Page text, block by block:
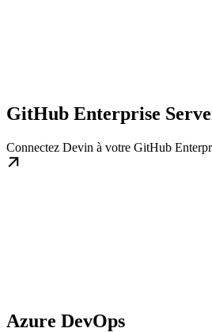
GitHub Enterprise
Connectez Devin à votre GitHub
Azure DevOps